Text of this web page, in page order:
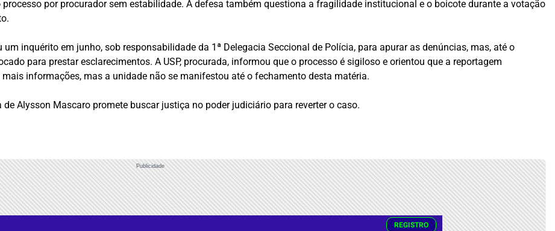
por procurador sem estabilidade. A defesa também questiona a fragilidade institucional e o boicote durante a votação
inquérito em junho, sob responsabilidade da 1ª Delegacia Seccional de Polícia, para apurar as denúncias, mas, até o
para prestar esclarecimentos. A USP, procurada, informou que o processo é sigiloso e orientou que a reportagem
informações, mas a unidade não se manifestou até o fechamento desta matéria.
Alysson Mascaro promete buscar justiça no poder judiciário para reverter o caso.
Publicidade